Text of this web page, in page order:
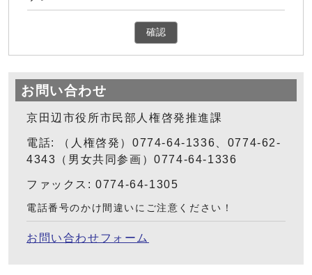
確認
お問い合わせ
京田辺市役所市民部人権啓発推進課
電話: （人権啓発）0774-64-1336、0774-62-
4343（男女共同参画）0774-64-1336
ファックス: 0774-64-1305
電話番号のかけ間違いにご注意ください！
お問い合わせフォーム